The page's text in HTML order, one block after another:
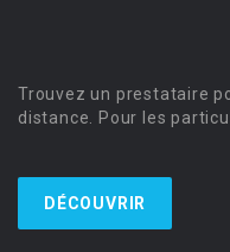
Trouvez un prestataire
distance. Pour les
DÉCOUVRIR